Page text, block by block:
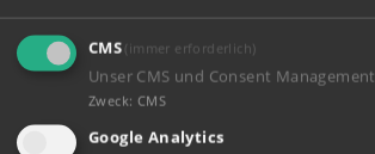
ABSPIELEN
CMS (immer erforderlich)
Unser CMS und Consent Management
Zweck: CMS
Google Analytics